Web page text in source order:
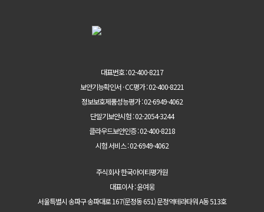
대표번호 : 02-400-8217
보안기능확인서 · CC평가 : 02-400-8221
정보보호제품성능평가 : 02-6949-4062
단말기보안시험 : 02-2054-3244
클라우드보안인증 : 02-400-8218
시험 서비스 : 02-6949-4062
주식회사 한국아이티평가원
대표이사 : 윤여웅
서울특별시 송파구 송파대로 167(문정동 651) 문정역테라타워 A동 513호